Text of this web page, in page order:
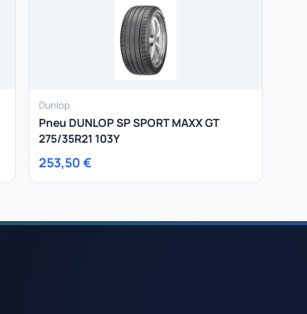
Dunlop
Pneu DUNLOP SP SPORT MAXX GT
275/35R21 103Y
253,50 €